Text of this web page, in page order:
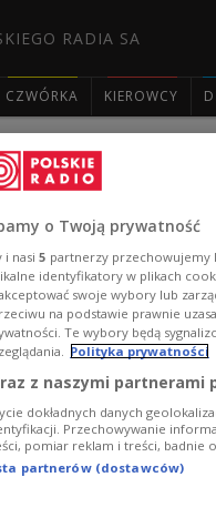
RADIA SA
CZWÓRKA KIEROWCY
Remake
Słynny
Dowdle.
Zobacz więcej
o Twoją prywatność
i nasi 5 partnerzy przechowujemy
identyfikatory w plikach
swoje wybory lub
na podstawie prawnie
Te wybory będą
Polityka prywatności
z naszymi partnerami
dokładnych danych
Przechowywanie
pomiar reklam i treści, badnie
partnerów (dostawców)